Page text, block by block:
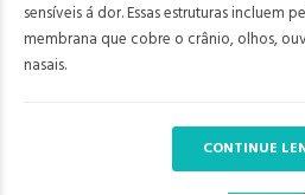
sensíveis á dor. Essas estruturas incluem
membrana que cobre o crânio, olhos,
nasais.
CONTINUE